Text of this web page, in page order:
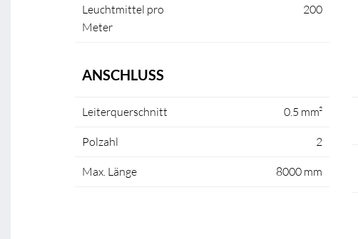
Leuchtmittel pro
Meter
200
ANSCHLUSS
Leiterquerschnitt 0.5 mm²
Polzahl 2
Max. Länge 8000 mm